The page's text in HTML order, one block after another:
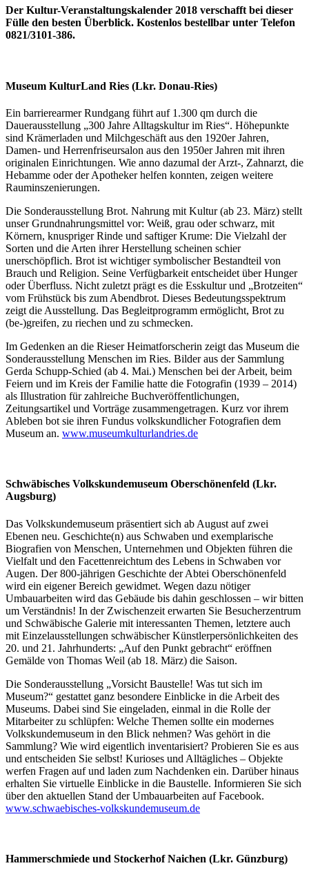
Der Kultur-Veranstaltungskalender 2018 verschafft bei dieser
Fülle den besten Überblick. Kostenlos bestellbar unter Telefon
0821/3101-386.
Museum KulturLand Ries (Lkr. Donau-Ries)
Ein barrierearmer Rundgang führt auf 1.300 qm durch die
Dauerausstellung „300 Jahre Alltagskultur im Ries“. Höhepunkte
sind Krämerladen und Milchgeschäft aus den 1920er Jahren,
Damen- und Herrenfriseursalon aus den 1950er Jahren mit ihren
originalen Einrichtungen. Wie anno dazumal der Arzt-, Zahnarzt, die
Hebamme oder der Apotheker helfen konnten, zeigen weitere
Rauminszenierungen.
Die Sonderausstellung Brot. Nahrung mit Kultur (ab 23. März) stellt
unser Grundnahrungsmittel vor: Weiß, grau oder schwarz, mit
Körnern, knuspriger Rinde und saftiger Krume: Die Vielzahl der
Sorten und die Arten ihrer Herstellung scheinen schier
unerschöpflich. Brot ist wichtiger symbolischer Bestandteil von
Brauch und Religion. Seine Verfügbarkeit entscheidet über Hunger
oder Überfluss. Nicht zuletzt prägt es die Esskultur und „Brotzeiten“
vom Frühstück bis zum Abendbrot. Dieses Bedeutungsspektrum
zeigt die Ausstellung. Das Begleitprogramm ermöglicht, Brot zu
(be-)greifen, zu riechen und zu schmecken.
Im Gedenken an die Rieser Heimatforscherin zeigt das Museum die
Sonderausstellung Menschen im Ries. Bilder aus der Sammlung
Gerda Schupp-Schied (ab 4. Mai.) Menschen bei der Arbeit, beim
Feiern und im Kreis der Familie hatte die Fotografin (1939 – 2014)
als Illustration für zahlreiche Buchveröffentlichungen,
Zeitungsartikel und Vorträge zusammengetragen. Kurz vor ihrem
Ableben bot sie ihren Fundus volkskundlicher Fotografien dem
Museum an. www.museumkulturlandries.de
Schwäbisches Volkskundemuseum Oberschönenfeld (Lkr.
Augsburg)
Das Volkskundemuseum präsentiert sich ab August auf zwei
Ebenen neu. Geschichte(n) aus Schwaben und exemplarische
Biografien von Menschen, Unternehmen und Objekten führen die
Vielfalt und den Facettenreichtum des Lebens in Schwaben vor
Augen. Der 800-jährigen Geschichte der Abtei Oberschönenfeld
wird ein eigener Bereich gewidmet. Wegen dazu nötiger
Umbauarbeiten wird das Gebäude bis dahin geschlossen – wir bitten
um Verständnis! In der Zwischenzeit erwarten Sie Besucherzentrum
und Schwäbische Galerie mit interessanten Themen, letztere auch
mit Einzelausstellungen schwäbischer Künstlerpersönlichkeiten des
20. und 21. Jahrhunderts: „Auf den Punkt gebracht“ eröffnen
Gemälde von Thomas Weil (ab 18. März) die Saison.
Die Sonderausstellung „Vorsicht Baustelle! Was tut sich im
Museum?“ gestattet ganz besondere Einblicke in die Arbeit des
Museums. Dabei sind Sie eingeladen, einmal in die Rolle der
Mitarbeiter zu schlüpfen: Welche Themen sollte ein modernes
Volkskundemuseum in den Blick nehmen? Was gehört in die
Sammlung? Wie wird eigentlich inventarisiert? Probieren Sie es aus
und entscheiden Sie selbst! Kurioses und Alltägliches – Objekte
werfen Fragen auf und laden zum Nachdenken ein. Darüber hinaus
erhalten Sie virtuelle Einblicke in die Baustelle. Informieren Sie sich
über den aktuellen Stand der Umbauarbeiten auf Facebook.
www.schwaebisches-volkskundemuseum.de
Hammerschmiede und Stockerhof Naichen (Lkr. Günzburg)